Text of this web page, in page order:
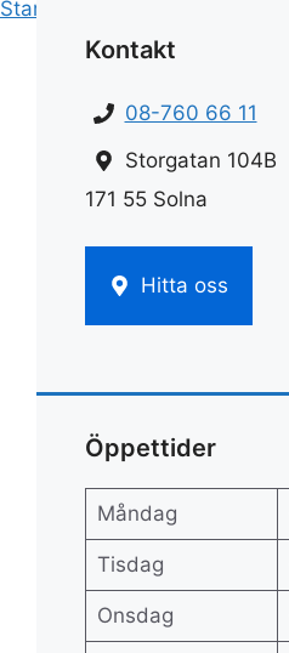
Start
Kontakt
08-760 66 11
Storgatan 104B
171 55 Solna
Hitta oss
Öppettider
Måndag
Tisdag
Onsdag